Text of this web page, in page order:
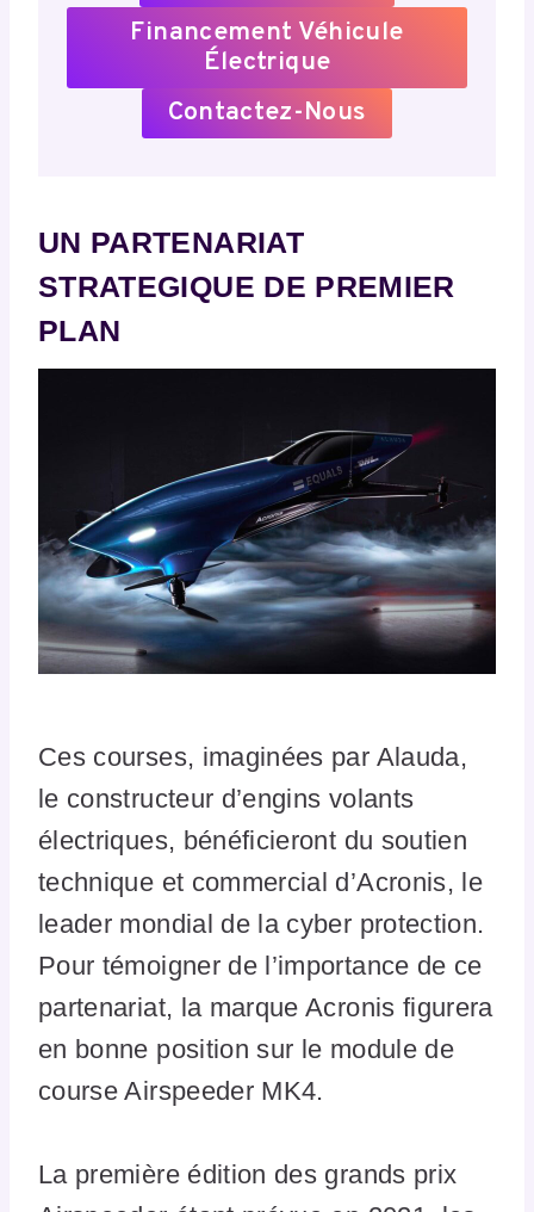
Financement Véhicule
Électrique
Contactez-Nous
UN PARTENARIAT
STRATEGIQUE DE PREMIER
PLAN
Ces courses, imaginées par Alauda,
le constructeur d’engins volants
électriques, bénéficieront du soutien
technique et commercial d’Acronis, le
leader mondial de la cyber protection.
Pour témoigner de l’importance de ce
partenariat, la marque Acronis figurera
en bonne position sur le module de
course Airspeeder MK4.
La première édition des grands prix